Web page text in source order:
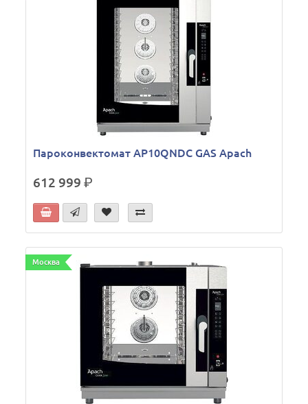
Пароконвектомат AP10QNDC GAS Apach
612 999р.
Москва